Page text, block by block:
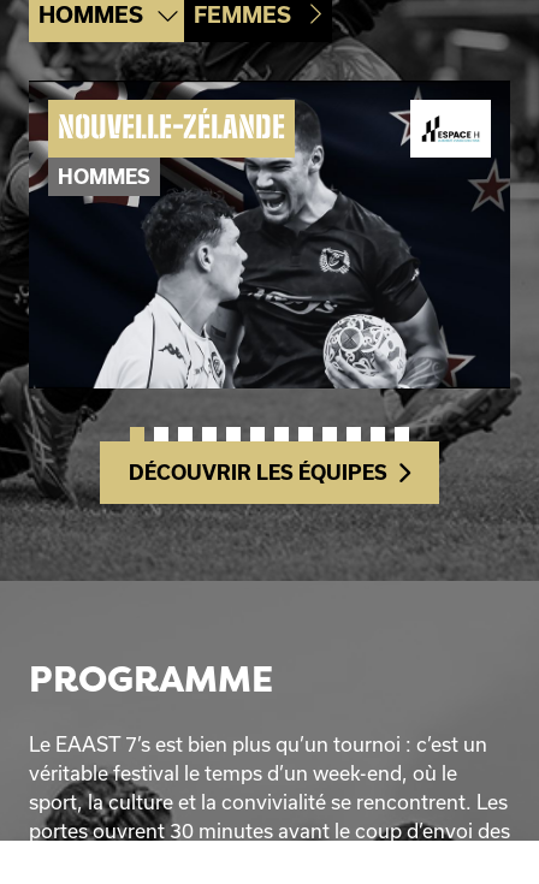
HOMMES FEMMES
CANADA
FEMMES
REP.
TCHÈQUE
NOUVELLE-ZÉLANDE
HOMMES
DÉCOUVRIR LES ÉQUIPES
PROGRAMME
Le EAAST 7’s est bien plus qu’un tournoi : c’est un
véritable festival le temps d’un week-end, où le
sport, la culture et la convivialité se rencontrent. Les
portes ouvrent 30 minutes avant le coup d’envoi des